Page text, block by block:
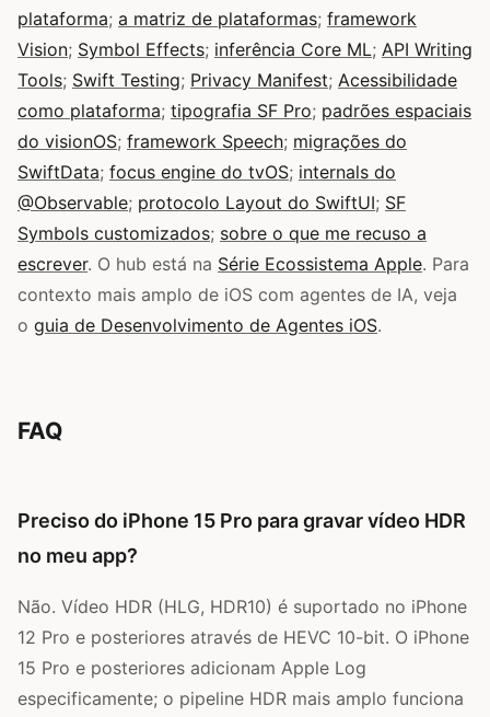
plataforma; a matriz de plataformas; framework
Vision; Symbol Effects; inferência Core ML; API Writing
Tools; Swift Testing; Privacy Manifest; Acessibilidade
como plataforma; tipografia SF Pro; padrões espaciais
do visionOS; framework Speech; migrações do
SwiftData; focus engine do tvOS; internals do
@Observable; protocolo Layout do SwiftUI; SF
Symbols customizados; sobre o que me recuso a
escrever. O hub está na Série Ecossistema Apple. Para
contexto mais amplo de iOS com agentes de IA, veja
o guia de Desenvolvimento de Agentes iOS.
FAQ
Preciso do iPhone 15 Pro para gravar vídeo HDR
no meu app?
Não. Vídeo HDR (HLG, HDR10) é suportado no iPhone
12 Pro e posteriores através de HEVC 10-bit. O iPhone
15 Pro e posteriores adicionam Apple Log
especificamente; o pipeline HDR mais amplo funciona